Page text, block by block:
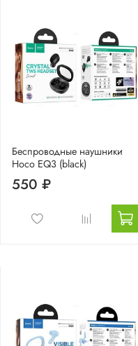
Беспроводные наушники
Hoco EQ3 (black)
550 ₽